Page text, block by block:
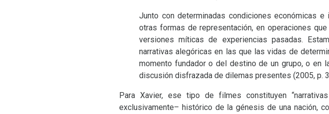
Junto con determinadas condiciones económicas
otras formas de representación, en operaciones
versiones míticas de experiencias pasadas.
narrativas alegóricas en las que las vidas de
momento fundador o del destino de un grupo, o en
discusión disfrazada de dilemas presentes (2005, p.
Para Xavier, ese tipo de filmes constituyen
exclusivamente– histórico de la génesis de una nación,